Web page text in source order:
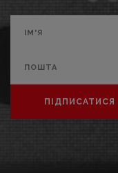
ПІДПИСАТИСЯ